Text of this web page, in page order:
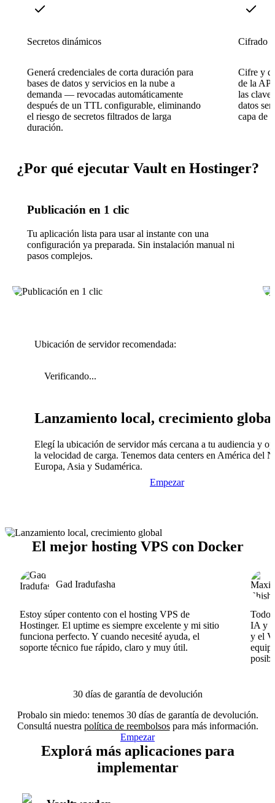
Secretos dinámicos
Generá credenciales de corta duración para
bases de datos y servicios en la nube a
demanda — revocadas automáticamente
después de un TTL configurable, eliminando
el riesgo de secretos filtrados de larga
duración.
Cifrado
Cifre y
de la
las
datos
capa de
¿Por qué ejecutar Vault en Hostinger?
Publicación en 1 clic
Tu aplicación lista para usar al instante con una
configuración ya preparada. Sin instalación manual ni
pasos complejos.
Ubicación de servidor recomendada:
Verificando...
Lanzamiento local, crecimiento global
Elegí la ubicación de servidor más cercana a tu audiencia y
la velocidad de carga. Tenemos data centers en América del
Europa, Asia y Sudamérica.
Empezar
El mejor hosting VPS con Docker
Gad Iradufasha
Estoy súper contento con el hosting VPS de
Hostinger. El uptime es siempre excelente y mi sitio
funciona perfecto. Y cuando necesité ayuda, el
soporte técnico fue rápido, claro y muy útil.
Todo
IA y
y el
30 días de garantía de devolución
Probalo sin miedo: tenemos 30 días de garantía de devolución.
Consultá nuestra política de reembolsospara más información.
Empezar
Explorá más aplicaciones para
implementar